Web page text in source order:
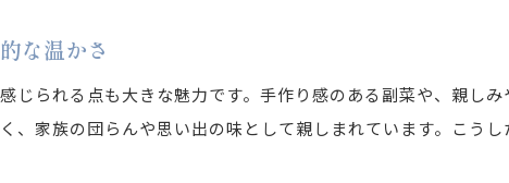
沖縄そば弁当でピクニックや行楽を
自分好みにアレンジする沖縄そば弁
な温かさ
じられる点も大きな魅力です。手作り感のある副菜や、親し
、家族の団らんや思い出の味として親しまれています。こう